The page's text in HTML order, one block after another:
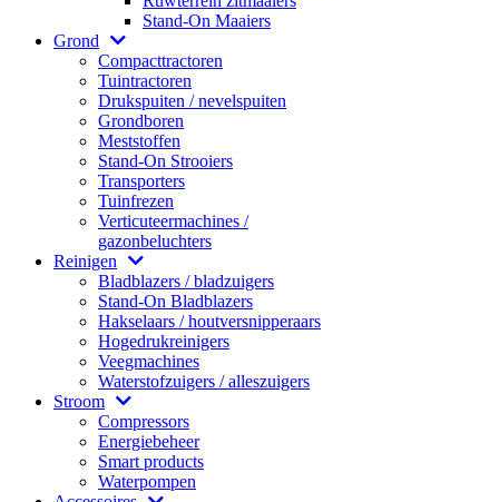
Stand-On Maaiers
Grond
Compacttractoren
Tuintractoren
Drukspuiten / nevelspuiten
Grondboren
Meststoffen
Stand-On Strooiers
Transporters
Tuinfrezen
Verticuteermachines /
gazonbeluchters
Reinigen
Bladblazers / bladzuigers
Stand-On Bladblazers
Hakselaars / houtversnipperaars
Hogedrukreinigers
Veegmachines
Waterstofzuigers / alleszuigers
Stroom
Compressors
Energiebeheer
Smart products
Waterpompen